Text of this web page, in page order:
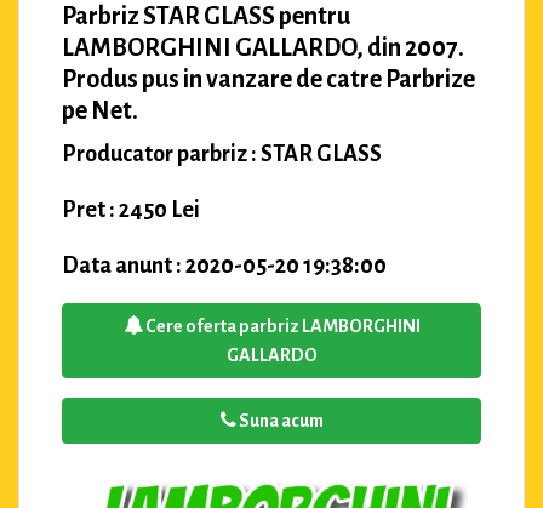
Parbriz STAR GLASS pentru
LAMBORGHINI GALLARDO, din 2007.
Produs pus in vanzare de catre Parbrize
pe Net.
Producator parbriz : STAR GLASS
Pret : 2450 Lei
Data anunt : 2020-05-20 19:38:00
Cere oferta parbriz LAMBORGHINI
GALLARDO
Suna acum